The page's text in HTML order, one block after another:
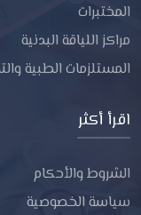
المختبرات
مراكز اللياقة البدنية
المستلزمات الطبية
اقرأ أكثر
الشروط والأحكام
سياسة الخصوصية